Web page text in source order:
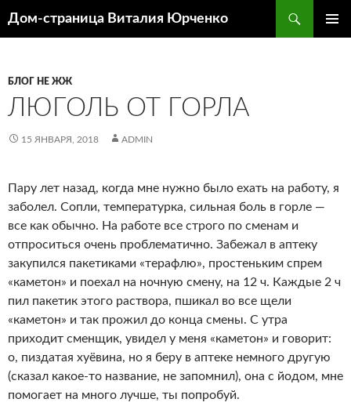
Дом-страница Виталия Юрченко
БЛОГ НЕ ЖЖ
ЛЮГОЛЬ ОТ ГОРЛА
15 ЯНВАРЯ, 2018 ADMIN
Пару лет назад, когда мне нужно было ехать на работу, я
заболел. Сопли, температурка, сильная боль в горле —
все как обычно. На работе все строго по сменам и
отпроситься очень проблематично. Забежал в аптеку
закупился пакетиками «терафлю», простеньким спрем
«каметон» и поехал на ночную смену, на 12 ч. Каждые 2 ч
пил пакетик этого раствора, пшикал во все щели
«каметон» и так прожил до конца смены. С утра
приходит сменщик, увидел у меня «каметон» и говорит:
о, пиздатая хуёвина, но я беру в аптеке немного другую
(сказал какое-то название, не запомнил), она с йодом, мне
помогает на много лучше, ты попробуй.